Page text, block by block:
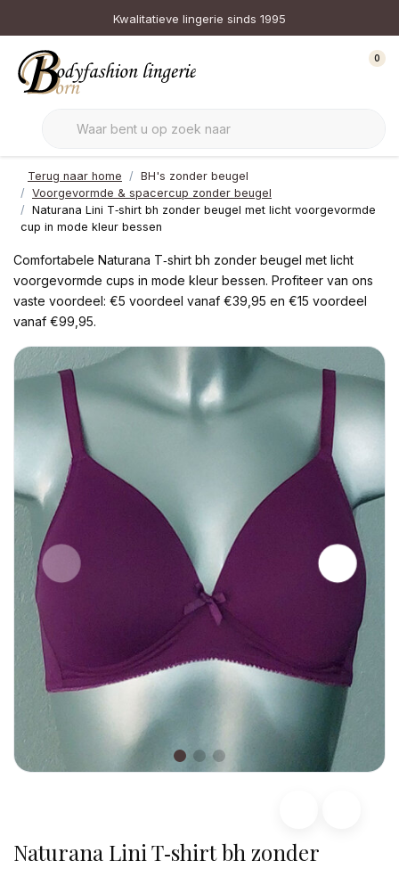
Kwalitatieve lingerie sinds 1995
0
Terug naar home
BH's zonder beugel
Voorgevormde & spacercup zonder beugel
Naturana Lini T‑shirt bh zonder beugel met licht voorgevormde
cup in mode kleur bessen
Comfortabele Naturana T‑shirt bh zonder beugel met licht
voorgevormde cups in mode kleur bessen. Profiteer van ons
vaste voordeel: €5 voordeel vanaf €39,95 en €15 voordeel
vanaf €99,95.
Naturana Lini T‑shirt bh zonder